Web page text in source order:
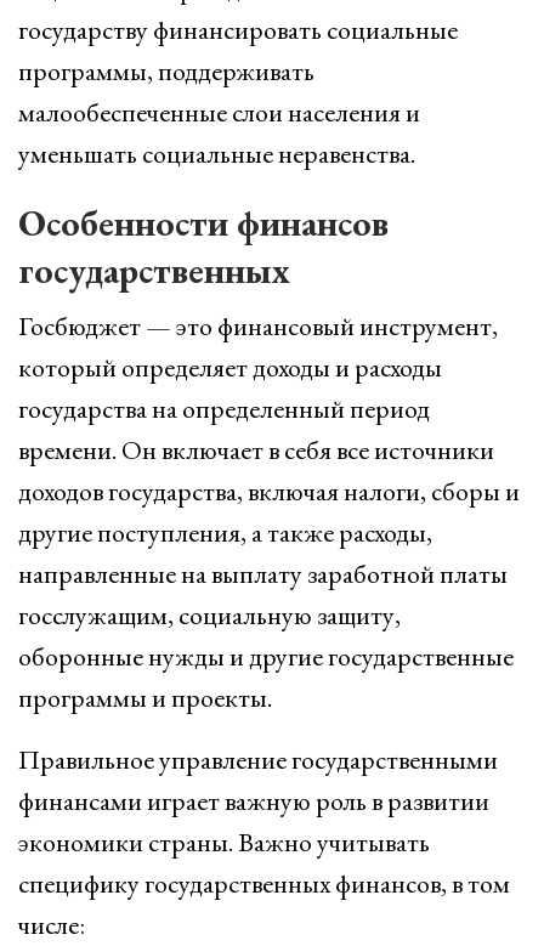
государству финансировать социальные
программы, поддерживать
малообеспеченные слои населения и
уменьшать социальные неравенства.
Особенности финансов
государственных
Госбюджет — это финансовый инструмент,
который определяет доходы и расходы
государства на определенный период
времени. Он включает в себя все источники
доходов государства, включая налоги, сборы и
другие поступления, а также расходы,
направленные на выплату заработной платы
госслужащим, социальную защиту,
оборонные нужды и другие государственные
программы и проекты.
Правильное управление государственными
финансами играет важную роль в развитии
экономики страны. Важно учитывать
специфику государственных финансов, в том
числе: